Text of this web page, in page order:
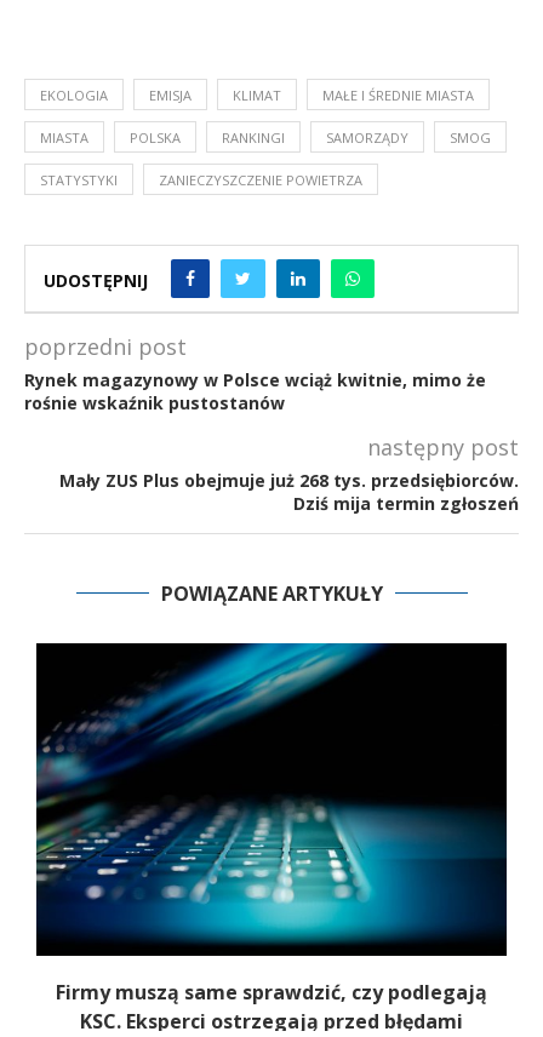
EKOLOGIA EMISJA KLIMAT MAŁE I ŚREDNIE MIASTA
MIASTA POLSKA RANKINGI SAMORZĄDY SMOG
STATYSTYKI ZANIECZYSZCZENIE POWIETRZA
UDOSTĘPNIJ
poprzedni post
Rynek magazynowy w Polsce wciąż kwitnie, mimo że
rośnie wskaźnik pustostanów
następny post
Mały ZUS Plus obejmuje już 268 tys. przedsiębiorców.
Dziś mija termin zgłoszeń
POWIĄZANE ARTYKUŁY
Firmy muszą same sprawdzić, czy podlegają
KSC. Eksperci ostrzegają przed błędami